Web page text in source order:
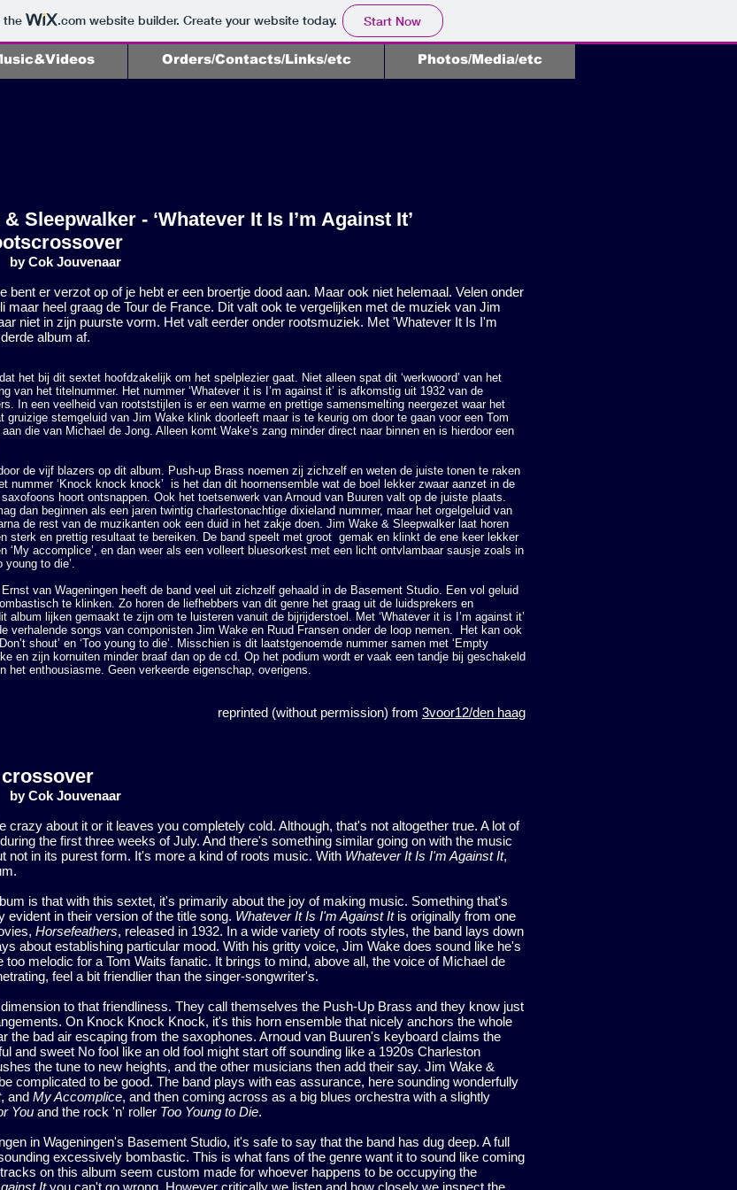
the .comwebsite builder. Create your website today. Start Now
Orders/Contacts/Links/etc Photos/Media/etc
Sleepwalker - ‘Whatever It Is I’m Against It’
by Cok Jouvenaar
bent er verzot op of je hebt er een broertje dood aan. Maar ook niet helemaal. Velen onder
maar heel graag de Tour de France. Dit valt ook te vergelijken met de muziek van Jim
niet in zijn puurste vorm. Het valt eerder onder rootsmuziek. Met 'Whatever It Is I'm
album af.
het bij dit sextet hoofdzakelijk om het spelplezier gaat. Niet alleen spat dit ‘werkwoord’ van het
van het titelnummer. Het nummer ‘Whatever it is I’m against it’ is afkomstig uit 1932 van de
In een veelheid van rootststijlen is er een warme en prettige samensmelting neergezet waar het
gruizige stemgeluid van Jim Wake klink doorleeft maar is te keurig om door te gaan voor een Tom
die van Michael de Jong. Alleen komt Wake’s zang minder direct naar binnen en is hierdoor een
de vijf blazers op dit album. Push-up Brass noemen zij zichzelf en weten de juiste tonen te raken
nummer ‘Knock knock knock’ is het dan dit hoornensemble wat de boel lekker zwaar aanzet in de
hoort ontsnappen. Ook het toetsenwerk van Arnoud van Buuren valt op de juiste plaats.
dan beginnen als een jaren twintig charlestonachtige dixieland nummer, maar het orgelgeluid van
de rest van de muzikanten ook een duid in het zakje doen. Jim Wake & Sleepwalker laat horen
sterk en prettig resultaat te bereiken. De band speelt met groot gemak en klinkt de ene keer lekker
‘My accomplice’, en dan weer als een volleert bluesorkest met een licht ontvlambaar sausje zoals in
young to die’.
van Wageningen heeft de band veel uit zichzelf gehaald in de Basement Studio. Een vol geluid
te klinken. Zo horen de liefhebbers van dit genre het graag uit de luidsprekers en
album lijken gemaakt te zijn om te luisteren vanuit de bijrijderstoel. Met ‘Whatever it is I’m against it’
verhalende songs van componisten Jim Wake en Ruud Fransen onder de loop nemen. Het kan ook
shout’ en ‘Too young to die’. Misschien is dit laatstgenoemde nummer samen met ‘Empty
en zijn kornuiten minder braaf dan op de cd. Op het podium wordt er vaak een tandje bij geschakeld
het enthousiasme. Geen verkeerde eigenschap, overigens.
reprinted (without permission) from 3voor12/den haag
by Cok Jouvenaar
crazy about it or it leaves you completely cold. Although, that's not altogether true. A lot of
the first three weeks of July. And there's something similar going on with the music
not in its purest form. It's more a kind of roots music. With Whatever It Is I'm Against It,
is that with this sextet, it's primarily about the joy of making music. Something that's
evident in their version of the title song. Whatever It Is I'm Against Itis originally from one
Horsefeathers, released in 1932. In a wide variety of roots styles, the band lays down
about establishing particular mood. With his gritty voice, Jim Wake does sound like he's
too melodic for a Tom Waits fanatic. It brings to mind, above all, the voice of Michael de
feel a bit friendlier than the singer-songwriter's.
to that friendliness. They call themselves the Push-Up Brass and they know just
On Knock Knock Knock, it's this horn ensemble that nicely anchors the whole
the bad air escaping from the saxophones. Arnoud van Buuren's keyboard claims the
and sweet No fool like an old fool might start off sounding like a 1920s Charleston
the tune to new heights, and the other musicians then add their say. Jim Wake &
complicated to be good. The band plays with eas assurance, here sounding wonderfully
, and My Accomplice, and then coming across as a big blues orchestra with a slightly
You and the rock 'n' roller Too Young to Die.
in Wageningen's Basement Studio, it's safe to say that the band has dug deep. A full
excessively bombastic. This is what fans of the genre want it to sound like coming
on this album seem custom made for whoever happens to be occupying the
Ityou can't go wrong. However critically we listen and how closely we inspect the